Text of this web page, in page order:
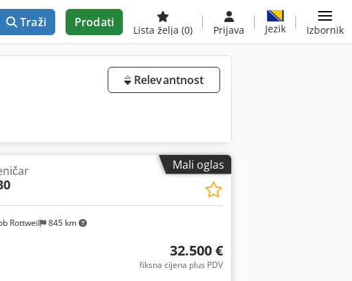
Traži Prodati
Lista želja (0) Prijava Jezik Izbornik
Relevantnost
Mali oglas
Rottweil 845 km
32.500 €
fiksna cijena plus PDV